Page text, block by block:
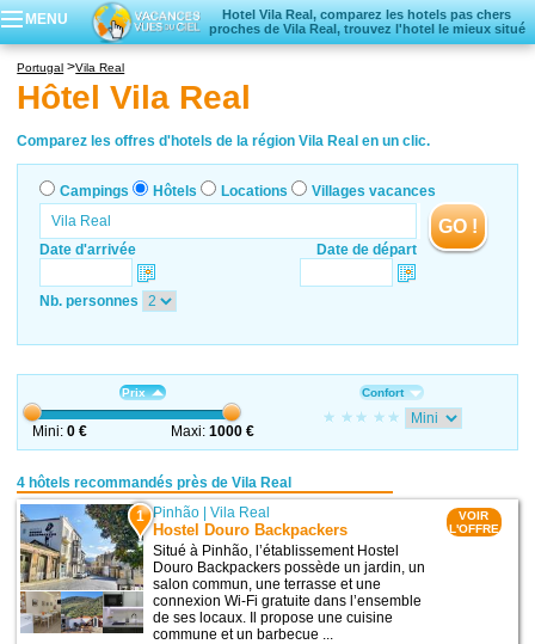
MENU
Hotel Vila Real, comparez les hotels pas chers
proches de Vila Real, trouvez l'hotel le mieux situé
Hôtels
Locations vacances
Villages vacances
Portugal Vila Real
Hôtel Vila Real
Comparez les offres d'hotels de la région Vila Real en un clic.
Campings Hôtels Locations Villages vacances
Date d'arrivée Date de départ
GO !
Nb. personnes
Prix
Mini: 0 € Maxi: 1000 €
Confort
4 hôtels recommandés près de Vila Real
1 Pinhão |Vila Real
Hostel Douro Backpackers
Situé à Pinhão, l’établissement Hostel
Douro Backpackers possède un jardin, un
salon commun, une terrasse et une
connexion Wi-Fi gratuite dans l’ensemble
de ses locaux. Il propose une cuisine
commune et un barbecue ...
VOIR
L'OFFRE